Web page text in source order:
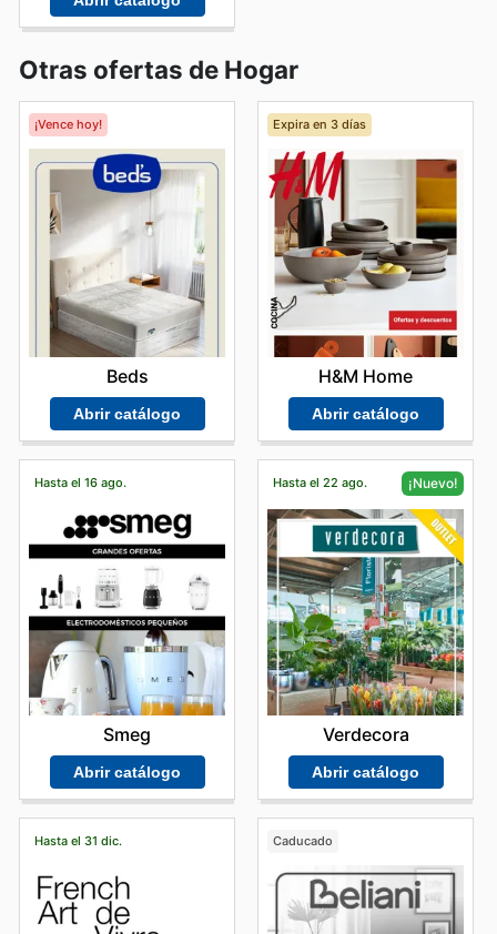
Otras ofertas de Hogar
¡Vence hoy!
Beds
Abrir catálogo
Expira en 3 días
H&M Home
Abrir catálogo
Hasta el 16 ago.
Smeg
Abrir catálogo
Hasta el 22 ago. ¡Nuevo!
Verdecora
Abrir catálogo
Hasta el 31 dic. Caducado